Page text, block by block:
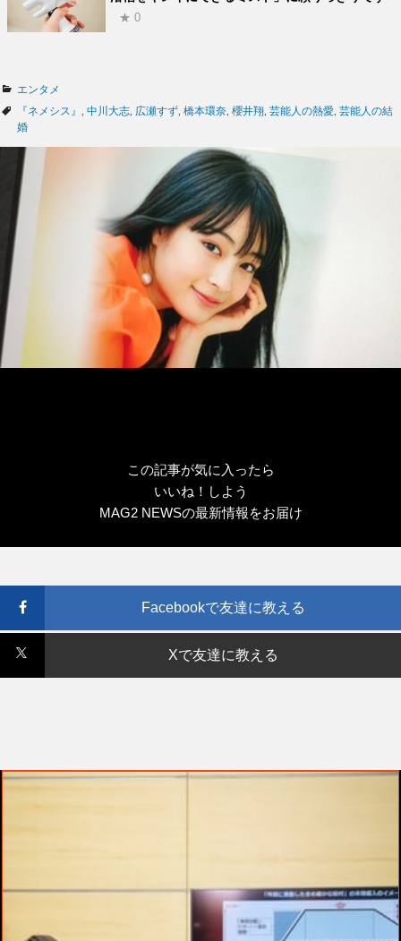
★ 0
カ
テ
ゴ
ー
エンタメ
タ
グ
『ネメシス』 中川大志 広瀬すず 橋本環奈 櫻井翔 芸能人の熱愛 芸能人の結
婚
この記事が気に入ったら
いいね！しよう
MAG2 NEWSの最新情報をお届け
Facebookで友達に教える
Xで友達に教える